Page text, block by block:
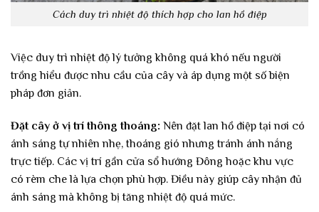
Cách duy trì nhiệt độ thích hợp cho lan hồ điệp
Việc duy trì nhiệt độ lý tưởng không quá khó nếu người
trồng hiểu được nhu cầu của cây và áp dụng một số biện
pháp đơn giản.
Đặt cây ở vị trí thông thoáng: Nên đặt lan hồ điệp tại nơi có
ánh sáng tự nhiên nhẹ, thoáng gió nhưng tránh ánh nắng
trực tiếp. Các vị trí gần cửa sổ hướng Đông hoặc khu vực
có rèm che là lựa chọn phù hợp. Điều này giúp cây nhận đủ
ánh sáng mà không bị tăng nhiệt độ quá mức.